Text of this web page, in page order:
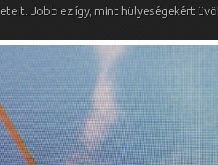
Jobb ez így, mint hülyeségekért